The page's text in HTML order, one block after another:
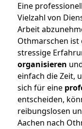
Eine
Vielzahl von
Arbeit
Othmarschen ist
stressige
organisieren
einfach die Zeit,
sich für eine
entscheiden,
reibungslosen
Aachen nach